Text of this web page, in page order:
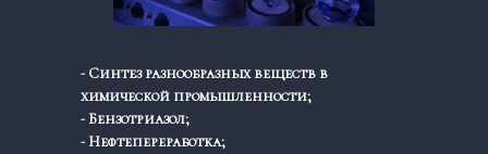
- Синтез разнообразных веществ в
химической промышленности;
- Бензотриазол;
- Нефтепереработка;